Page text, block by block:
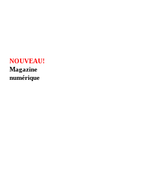
NOUVEAU!
Magazine
numérique